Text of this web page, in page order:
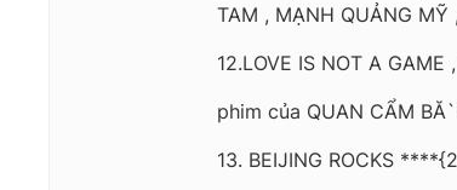
TAM , MẠNH QUẢNG MỸ
12.LOVE IS NOT A
phim của QUAN CẨM
13. BEIJING ROCKS